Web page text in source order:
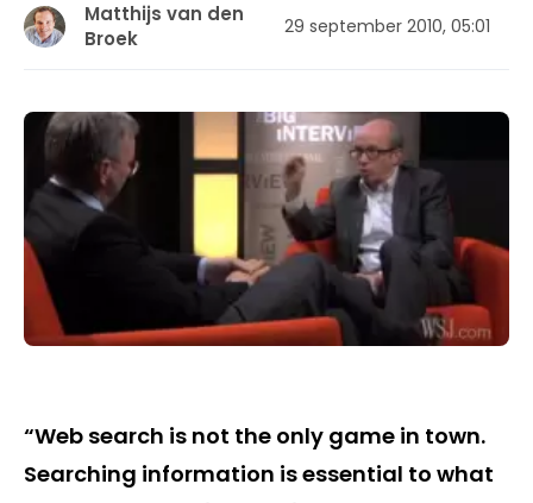
Matthijs van den
Broek
29 september 2010, 05:01
“Web search is not the only game in town.
Searching information is essential to what